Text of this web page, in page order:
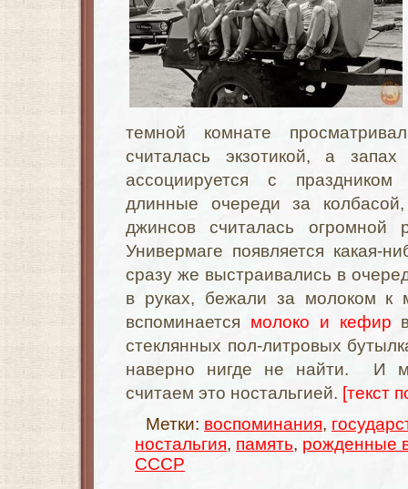
темной комнате
считалась экзотикой, а
ассоциируется с
длинные очереди за
джинсов считалась огромной
Универмаге появляется какая-
сразу же выстраивались в
в руках, бежали за молоком к
вспоминается молоко и кефир
стеклянных пол-литровых
наверно нигде не найти. И
считаем это ностальгией. [текст
Метки: воспоминания,
ностальгия, память, рожденные
СССР